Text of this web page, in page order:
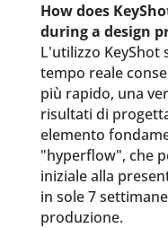
How does
during a design
L'utilizzo
tempo reale
più rapido, una
risultati di
elemento
"hyperflow", che
iniziale alla
in sole 7
produzione.